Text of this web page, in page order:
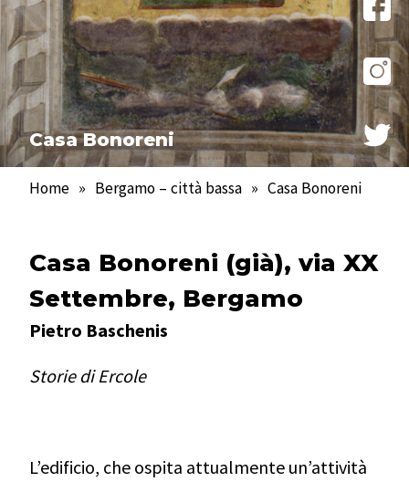
Casa Bonoreni
Home » Bergamo – città bassa » Casa Bonoreni
Casa Bonoreni (già), via XX
Settembre, Bergamo
Pietro Baschenis
Storie di Ercole
L’edificio, che ospita attualmente un’attività